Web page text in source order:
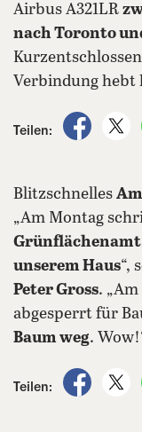
Airbus A321LR
nach Toronto
Verbindung hebt
Teilen:
auf
Blitzschnelles
„Am Montag
Grünflächenamt
unserem Haus“,
Peter Gross.
abgesperrt für
Baum weg.
Teilen:
auf